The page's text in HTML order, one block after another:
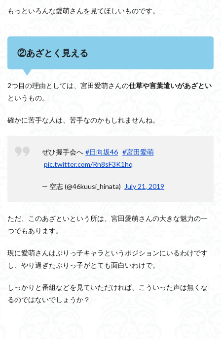
もっといろんな愛萌さんを見てほしいものです。
②あざとく見える
2つ目の理由としては、宮田愛萌さんの仕草や言葉遣いがあざとい
というもの。
確かに苦手な人は、苦手なのかもしれませんね。
ぜひ握手会へ #日向坂46 #宮田愛萌
pic.twitter.com/Rn8sF3K1hq
— 空志 (@46kuusi_hinata) July 21, 2019
ただ、このあざといという所は、宮田愛萌さんの大きな魅力の一
つでもあります。
現に愛萌さんはぶりっ子キャラというポジションにいるわけです
し、やり過ぎたぶりっ子がとても面白いわけで。
しっかりと番組などを見ていただければ、こういった声は無くな
るのではないでしょうか？